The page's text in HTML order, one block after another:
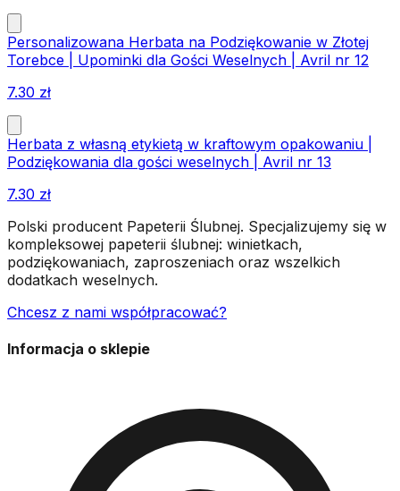
Personalizowana Herbata na Podziękowanie w Złotej
Torebce | Upominki dla Gości Weselnych | Avril nr 12
7.30 zł
Herbata z własną etykietą w kraftowym opakowaniu |
Podziękowania dla gości weselnych | Avril nr 13
7.30 zł
Polski producent Papeterii Ślubnej. Specjalizujemy się w
kompleksowej papeterii ślubnej: winietkach,
podziękowaniach, zaproszeniach oraz wszelkich
dodatkach weselnych.
Chcesz z nami współpracować?
Informacja o sklepie